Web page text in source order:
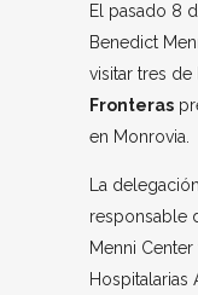
El pasado 8
Benedict
visitar tres
Fronteras
en Monrovia.
La
responsable
Menni
Hospitalarias